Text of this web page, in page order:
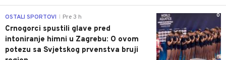
0
OSTALI SPORTOVI Pre 3 h
Crnogorci spustili glave pred
intoniranje himni u Zagrebu: O ovom
potezu sa Svjetskog prvenstva bruji